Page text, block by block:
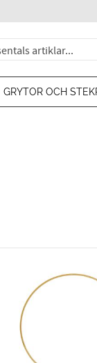
GRYTOR OCH